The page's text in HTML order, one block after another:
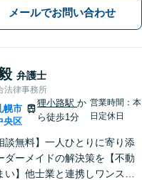
メールでお問い合わせ
弁護士
法律事務所
幌市
央区
狸小路駅か
ら徒歩1分
営業時間：本
日定休日
談無料】一人ひとりに寄り添
ダーメイドの解決策を【不動
い】他士業と連携しワンスト